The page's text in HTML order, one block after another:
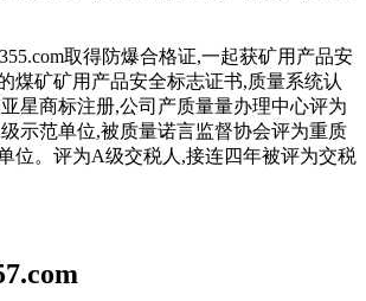
取得防爆合格证,一起获矿用产品安
煤矿矿用产品安全标志证书,质量系统认
星商标注册,公司产质量量办理中心评为
示范单位,被质量诺言监督协会评为重质
位。评为A级交税人,接连四年被评为交税